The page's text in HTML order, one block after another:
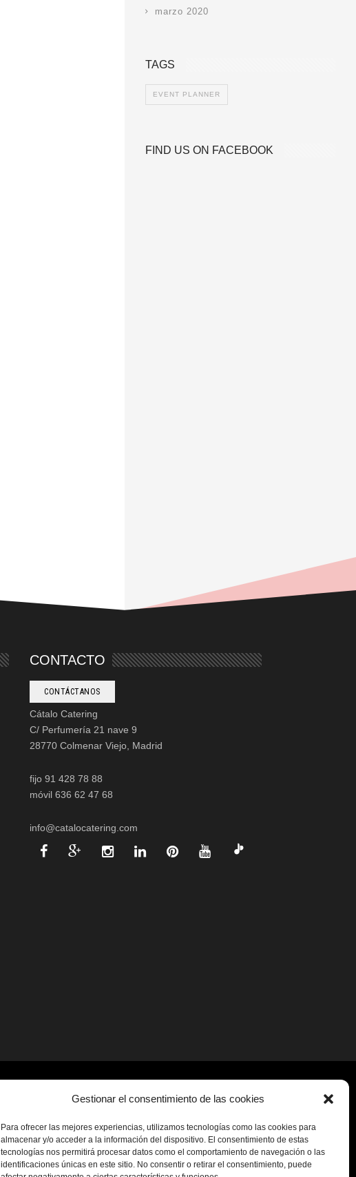
Gestionar el consentimiento de las cookies
Para ofrecer las mejores experiencias, utilizamos tecnologías como las cookies para
almacenar y/o acceder a la información del dispositivo. El consentimiento de estas
tecnologías nos permitirá procesar datos como el comportamiento de navegación o las
identificaciones únicas en este sitio. No consentir o retirar el consentimiento, puede
marzo 2020
TAGS
EVENT PLANNER
FIND US ON FACEBOOK
CONTACTO
CONTÁCTANOS
Cátalo Catering
C/ Perfumería 21 nave 9
28770 Colmenar Viejo, Madrid
fijo 91 428 78 88
móvil 636 62 47 68
info@catalocatering.com